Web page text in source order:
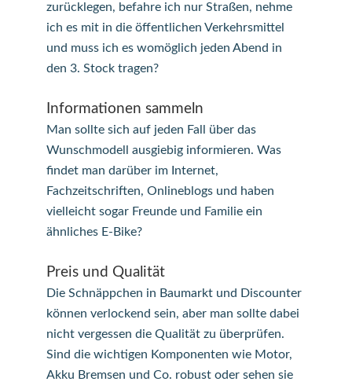
zurücklegen, befahre ich nur Straßen, nehme
ich es mit in die öffentlichen Verkehrsmittel
und muss ich es womöglich jeden Abend in
den 3. Stock tragen?
Informationen sammeln
Man sollte sich auf jeden Fall über das
Wunschmodell ausgiebig informieren. Was
findet man darüber im Internet,
Fachzeitschriften, Onlineblogs und haben
vielleicht sogar Freunde und Familie ein
ähnliches E-Bike?
Preis und Qualität
Die Schnäppchen in Baumarkt und Discounter
können verlockend sein, aber man sollte dabei
nicht vergessen die Qualität zu überprüfen.
Sind die wichtigen Komponenten wie Motor,
Akku Bremsen und Co. robust oder sehen sie